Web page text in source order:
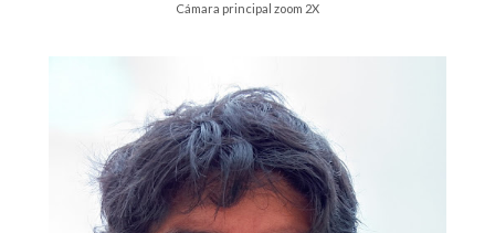
Cámara principal zoom 2X